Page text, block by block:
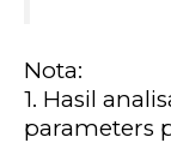
Nota:
1. Hasil
parameters